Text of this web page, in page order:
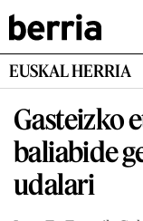
EUSKAL HERRIA
Gasteizko
baliabide
udalari